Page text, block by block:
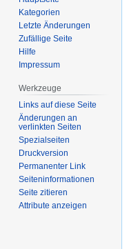
Kategorien
Letzte Änderungen
Zufällige Seite
Hilfe
Impressum
Werkzeuge
Links auf diese Seite
Änderungen an
verlinkten Seiten
Spezialseiten
Druckversion
Permanenter Link
Seiten­­informationen
Seite zitieren
Attribute anzeigen